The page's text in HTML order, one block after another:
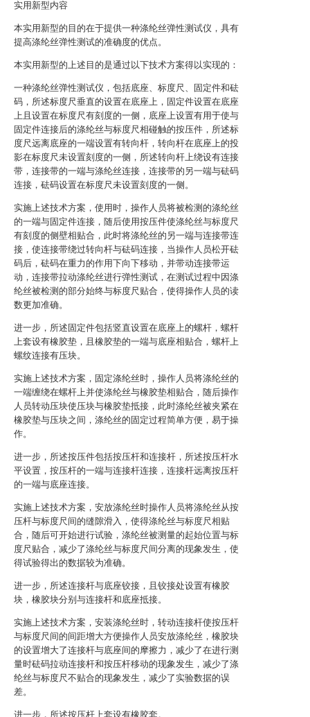
实用新型内容
本实用新型的目的在于提供一种涤纶丝弹性测试仪，具有
提高涤纶丝弹性测试的准确度的优点。
本实用新型的上述目的是通过以下技术方案得以实现的：
一种涤纶丝弹性测试仪，包括底座、标度尺、固定件和砝
码，所述标度尺垂直的设置在底座上，固定件设置在底座
上且设置在标度尺有刻度的一侧，底座上设置有用于使与
固定件连接后的涤纶丝与标度尺相碰触的按压件，所述标
度尺远离底座的一端设置有转向杆，转向杆在底座上的投
影在标度尺未设置刻度的一侧，所述转向杆上绕设有连接
带，连接带的一端与涤纶丝连接，连接带的另一端与砝码
连接，砝码设置在标度尺未设置刻度的一侧。
实施上述技术方案，使用时，操作人员将被检测的涤纶丝
的一端与固定件连接，随后使用按压件使涤纶丝与标度尺
有刻度的侧壁相贴合，此时将涤纶丝的另一端与连接带连
接，使连接带绕过转向杆与砝码连接，当操作人员松开砝
码后，砝码在重力的作用下向下移动，并带动连接带运
动，连接带拉动涤纶丝进行弹性测试，在测试过程中因涤
纶丝被检测的部分始终与标度尺贴合，使得操作人员的读
数更加准确。
进一步，所述固定件包括竖直设置在底座上的螺杆，螺杆
上套设有橡胶垫，且橡胶垫的一端与底座相贴合，螺杆上
螺纹连接有压块。
实施上述技术方案，固定涤纶丝时，操作人员将涤纶丝的
一端缠绕在螺杆上并使涤纶丝与橡胶垫相贴合，随后操作
人员转动压块使压块与橡胶垫抵接，此时涤纶丝被夹紧在
橡胶垫与压块之间，涤纶丝的固定过程简单方便，易于操
作。
进一步，所述按压件包括按压杆和连接杆，所述按压杆水
平设置，按压杆的一端与连接杆连接，连接杆远离按压杆
的一端与底座连接。
实施上述技术方案，安放涤纶丝时操作人员将涤纶丝从按
压杆与标度尺间的缝隙滑入，使得涤纶丝与标度尺相贴
合，随后可开始进行试验，涤纶丝被测量的起始位置与标
度尺贴合，减少了涤纶丝与标度尺间分离的现象发生，使
得试验得出的数据较为准确。
进一步，所述连接杆与底座铰接，且铰接处设置有橡胶
块，橡胶块分别与连接杆和底座抵接。
实施上述技术方案，安装涤纶丝时，转动连接杆使按压杆
与标度尺间的间距增大方便操作人员安放涤纶丝，橡胶块
的设置增大了连接杆与底座间的摩擦力，减少了在进行测
量时砝码拉动连接杆和按压杆移动的现象发生，减少了涤
纶丝与标度尺不贴合的现象发生，减少了实验数据的误
差。
进一步，所述按压杆上套设有橡胶套。